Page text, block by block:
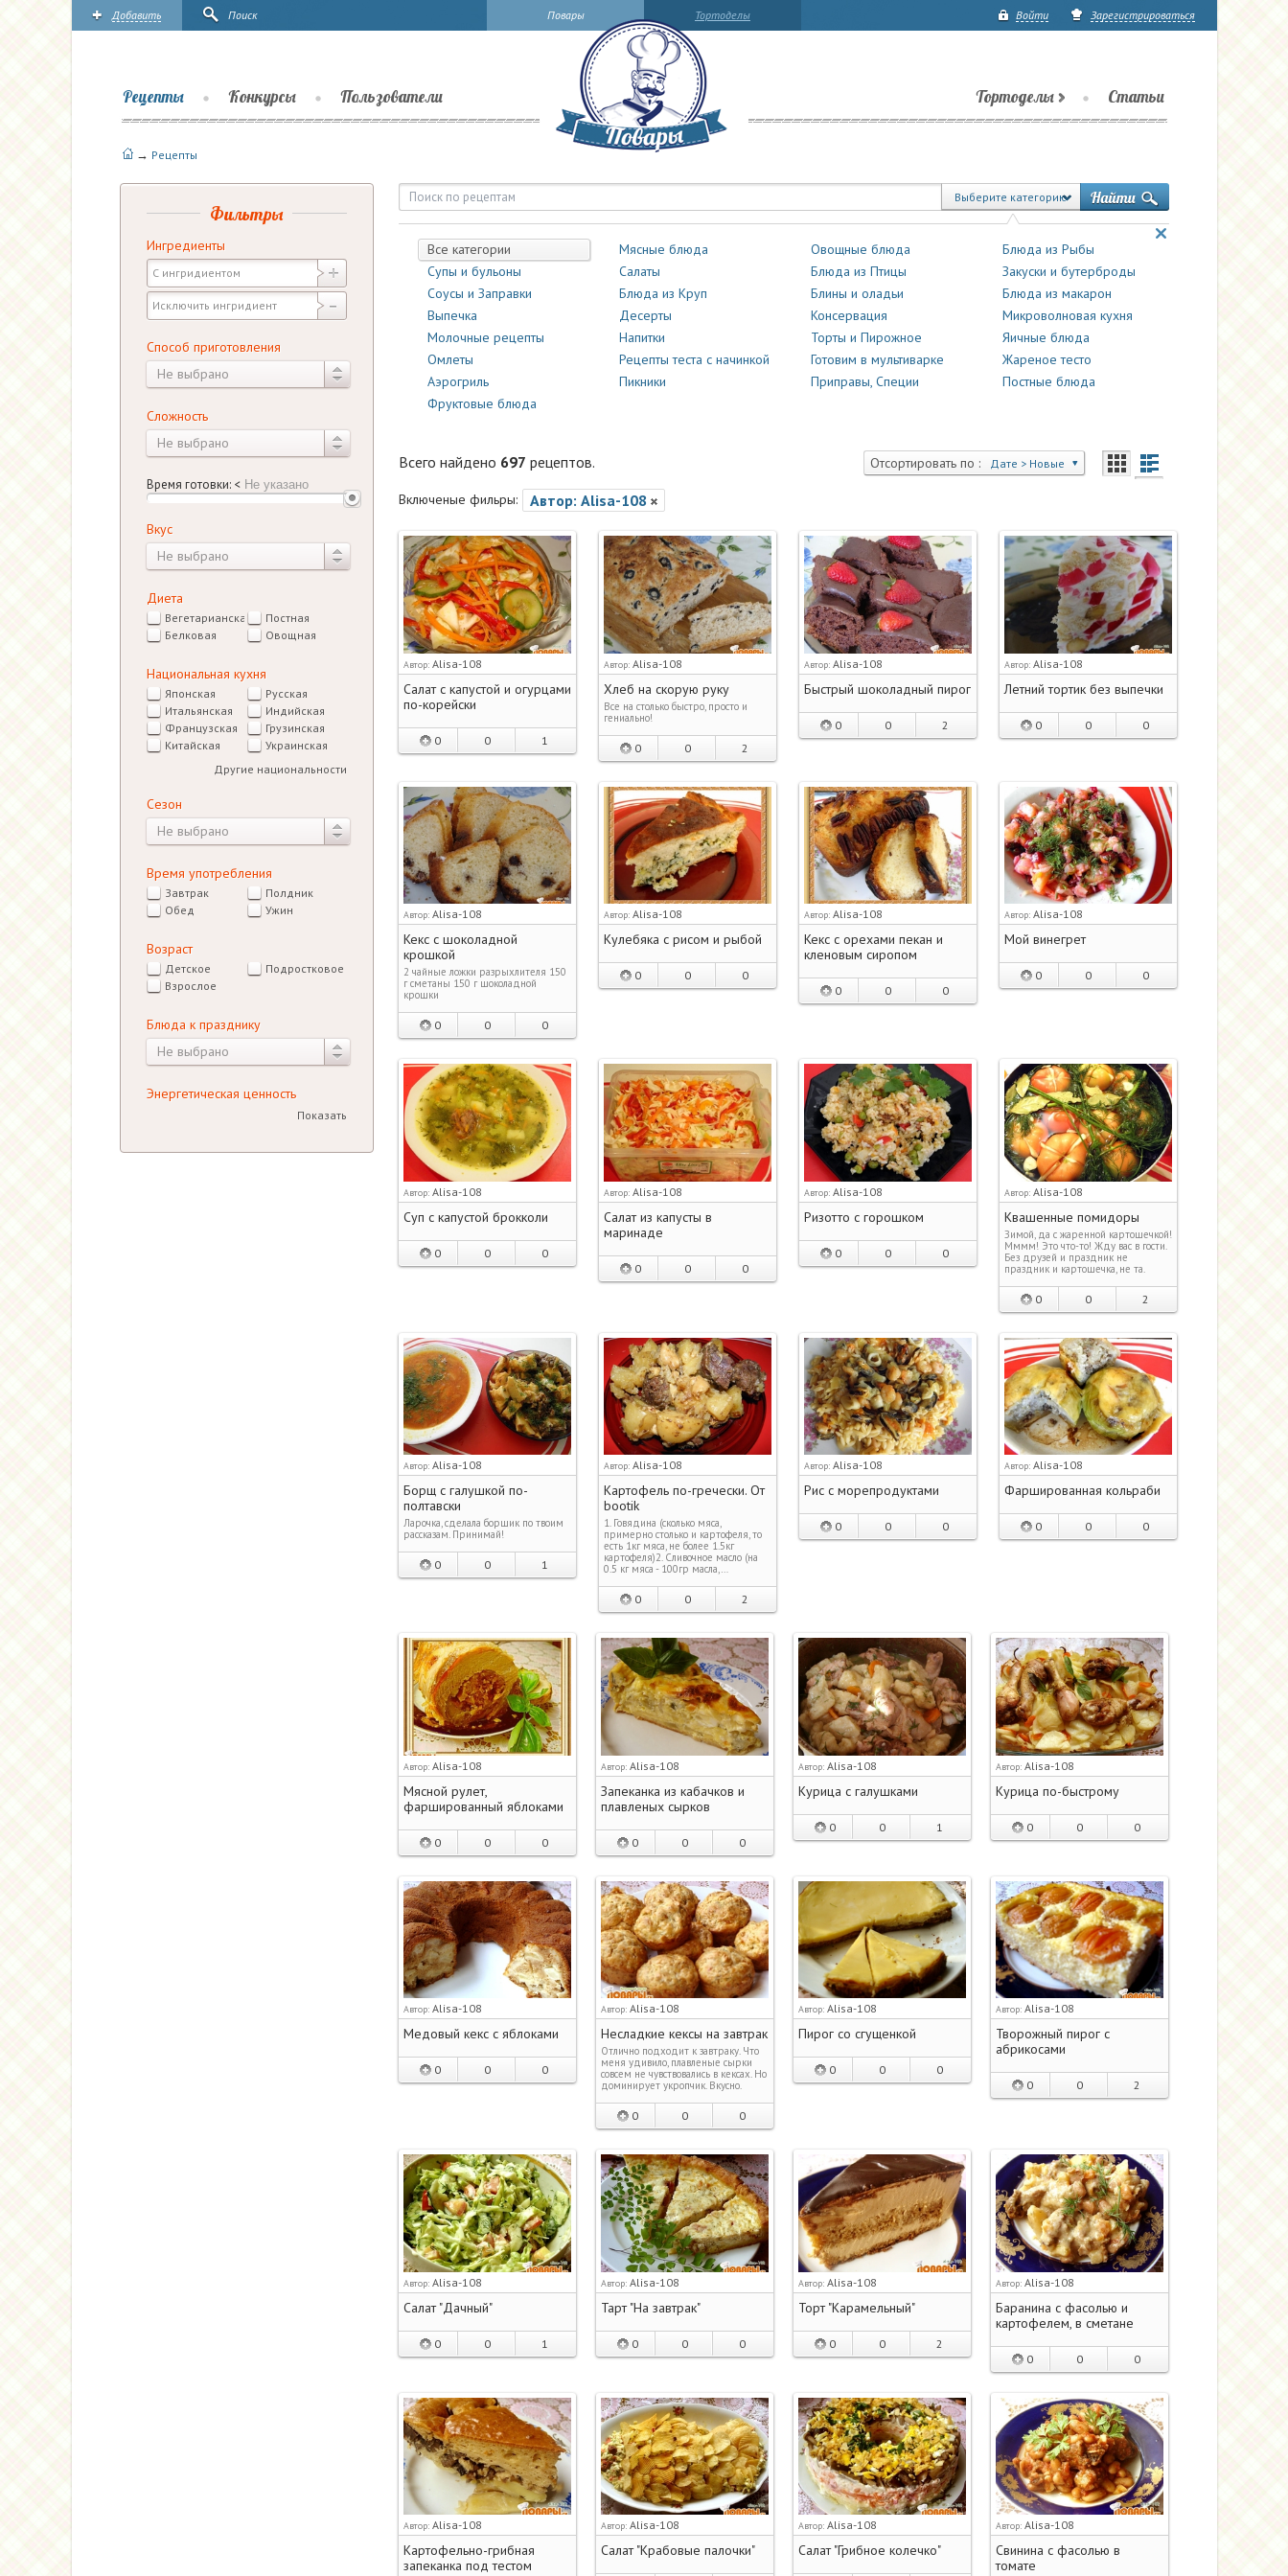
Тортоделы
Повары Войти Зарегистрироваться
Добавить Поиск
Тортоделы Статьи
Рецепты Конкурсы Пользователи
→ Рецепты
Рецепты | Повары.ру Выберите категорию
Все категории Мясные блюда Овощные блюда
Блюда из Рыбы
Супы и бульоны
Салаты Блюда из Птицы
Закуски и бутерброды
Соусы и Заправки
Блюда из Круп Блины и оладьи
Блюда из макарон
Выпечка
Десерты Консервация
Микроволновая кухня
Молочные рецепты
Напитки Торты и Пирожное
Яичные блюда
Омлеты
Рецепты теста с начинкой Готовим в мультиварке
Жареное тесто
Аэрогриль
Пикники Приправы, Специи
Постные блюда
Фруктовые блюда
Отсортировать по : Дате > Новые
Всего найдено 697 рецептов.
Включеные фильры: Автор: Alisa-108
Автор: Alisa-108
Салат с капустой и огурцами
по-корейски
0 0 1
Автор: Alisa-108
Хлеб на скорую руку
Все на столько быстро, просто и
гениально!
0 0 2
Автор: Alisa-108
Быстрый шоколадный пирог
0 0 2
Автор: Alisa-108
Летний тортик без выпечки
0 0 0
Автор: Alisa-108
Кекс с шоколадной
крошкой
2 чайные ложки разрыхлителя 150
г сметаны 150 г шоколадной
крошки
0 0 0
Автор: Alisa-108
Кулебяка с рисом и рыбой
0 0 0
Автор: Alisa-108
Кекс с орехами пекан и
кленовым сиропом
0 0 0
Автор: Alisa-108
Мой винегрет
0 0 0
Автор: Alisa-108
Суп с капустой брокколи
0 0 0
Автор: Alisa-108
Салат из капусты в
маринаде
0 0 0
Автор: Alisa-108
Ризотто с горошком
0 0 0
Автор: Alisa-108
Квашенные помидоры
Зимой, да с жаренной картошечкой!
Мммм! Это что-то! Жду вас в гости.
Без друзей и праздник не
праздник и картошечка, не та.
0 0 2
Автор: Alisa-108
Борщ с галушкой по-
полтавски
Ларочка, сделала борщик по твоим
рассказам. Принимай!
0 0 1
Автор: Alisa-108
Картофель по-гречески. От
bootik
1. Говядина (сколько мяса,
примерно столько и картофеля, то
есть 1кг мяса, не более 1.5кг
картофеля)2. Сливочное масло (на
0.5 кг мяса - 100гр масла,…
0 0 2
Автор: Alisa-108
Рис с морепродуктами
0 0 0
Автор: Alisa-108
Фаршированная кольраби
0 0 0
Автор: Alisa-108
Мясной рулет,
фаршированный яблоками
0 0 0
Автор: Alisa-108
Запеканка из кабачков и
плавленых сырков
0 0 0
Автор: Alisa-108
Курица с галушками
0 0 1
Автор: Alisa-108
Курица по-быстрому
0 0 0
Автор: Alisa-108
Медовый кекс с яблоками
0 0 0
Автор: Alisa-108
Несладкие кексы на завтрак
Отлично подходит к завтраку. Что
меня удивило, плавленые сырки
совсем не чувствовались в кексах. Но
доминирует укропчик. Вкусно.
0 0 0
Автор: Alisa-108
Пирог со сгущенкой
0 0 0
Автор: Alisa-108
Творожный пирог с
абрикосами
0 0 2
Автор: Alisa-108
Салат "Дачный"
0 0 1
Автор: Alisa-108
Тарт "На завтрак"
0 0 0
Автор: Alisa-108
Торт "Карамельный"
0 0 2
Автор: Alisa-108
Баранина с фасолью и
картофелем, в сметане
0 0 0
Автор: Alisa-108
Картофельно-грибная
запеканка под тестом
Автор: Alisa-108
Салат "Крабовые палочки"
Автор: Alisa-108
Салат "Грибное колечко"
Автор: Alisa-108
Свинина с фасолью в
томате
Фильтры
Ингредиенты
Способ приготовления
Не выбрано
Сложность
Не выбрано
Время готовки: <
Вкус
Не выбрано
Диета
Вегетарианская
Постная
Белковая
Овощная
Национальная кухня
Японская
Русская
Итальянская
Индийская
Французская
Грузинская
Китайская
Украинская
Другие национальности
Сезон
Не выбрано
Время употребления
Завтрак
Полдник
Обед
Ужин
Возраст
Детское
Подростковое
Взрослое
Блюда к празднику
Не выбрано
Энергетическая ценность
Показать